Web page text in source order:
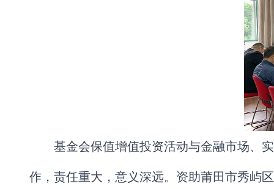
基金会保值增值投资活动与金融市场、
作，责任重大，意义深远。资助莆田市秀屿